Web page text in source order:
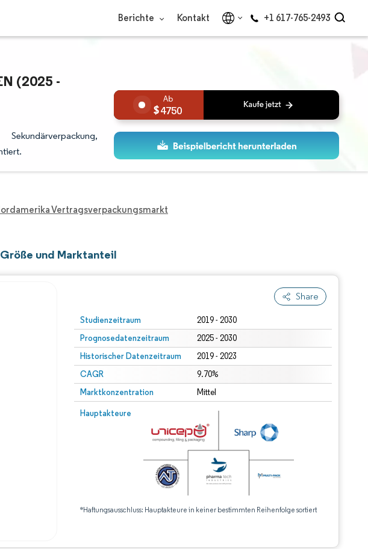
Berichte Kontakt +1 617-765-2493
(2025 - 2
4750
Vertragsverpackungsmarkt
und Marktanteil
Share
Studienzeitraum 2019 - 2030
Prognosedatenzeitraum 2025 - 2030
Historischer Datenzeitraum 2019 - 2023
CAGR 9.70%
Marktkonzentration Mittel
Hauptakteure
*Haftungsausschluss: Hauptakteure in keiner bestimmten Reihenfolge sortiert